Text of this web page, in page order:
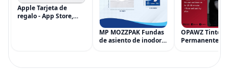
Apple Tarjeta de
regalo - App Store,
MP MOZZPAK Fundas
de asiento de inodoro
OPAWZ Tinte
Permanente
Tinte para